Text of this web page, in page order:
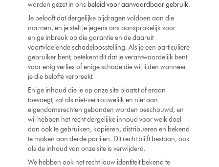
worden gezet in ons beleid voor aanvaardbaar gebruik.
Je belooft dat dergelijke bijdragen voldoen aan die
normen, en je stelt je jegens ons aansprakelijk voor
enige inbreuk op die garantie en de daaruit
voortvloeiende schadeloosstelling. Als je een particuliere
gebruiker bent, betekent dit dat je verantwoordelijk bent
voor enig verlies of enige schade die wij lijden wanneer
je die belofte verbreekt.
Enige inhoud die je op onze site plaatst of eraan
toevoegt, zal als niet-vertrouwelijk en niet aan
eigendomsrechten gebonden worden beschouwd, en
wij hebben het recht dergelijke inhoud voor welk doel
dan ook te gebruiken, kopiëren, distribueren en bekend
te maken aan derde partijen. Dit recht blijft bestaan, ook
als de inhoud van onze site is verwijderd.
We hebben ook het recht jouw identiteit bekend te